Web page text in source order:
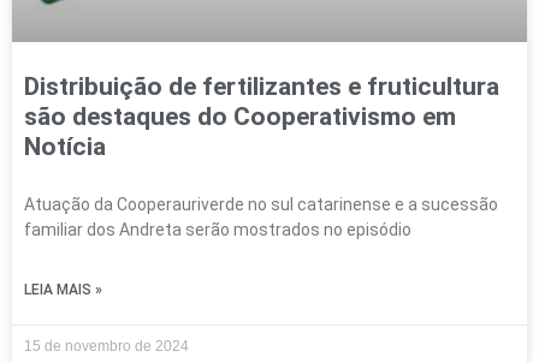
Distribuição de fertilizantes e fruticultura
são destaques do Cooperativismo em
Notícia
Atuação da Cooperauriverde no sul catarinense e a sucessão
familiar dos Andreta serão mostrados no episódio
LEIA MAIS »
15 de novembro de 2024